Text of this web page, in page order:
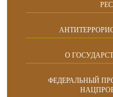
О
ФЕДЕРАЛЬНЫЙ